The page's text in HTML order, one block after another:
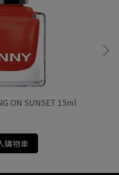
ON SUNSET 15ml
購物車